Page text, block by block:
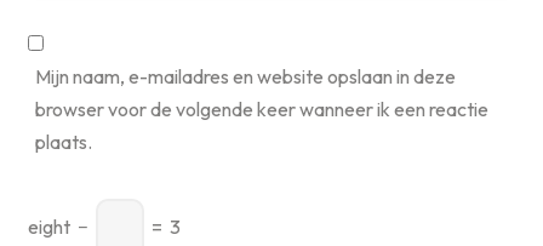
Mijn naam, e-mailadres en website opslaan in deze
browser voor de volgende keer wanneer ik een reactie
plaats.
eight − = 3